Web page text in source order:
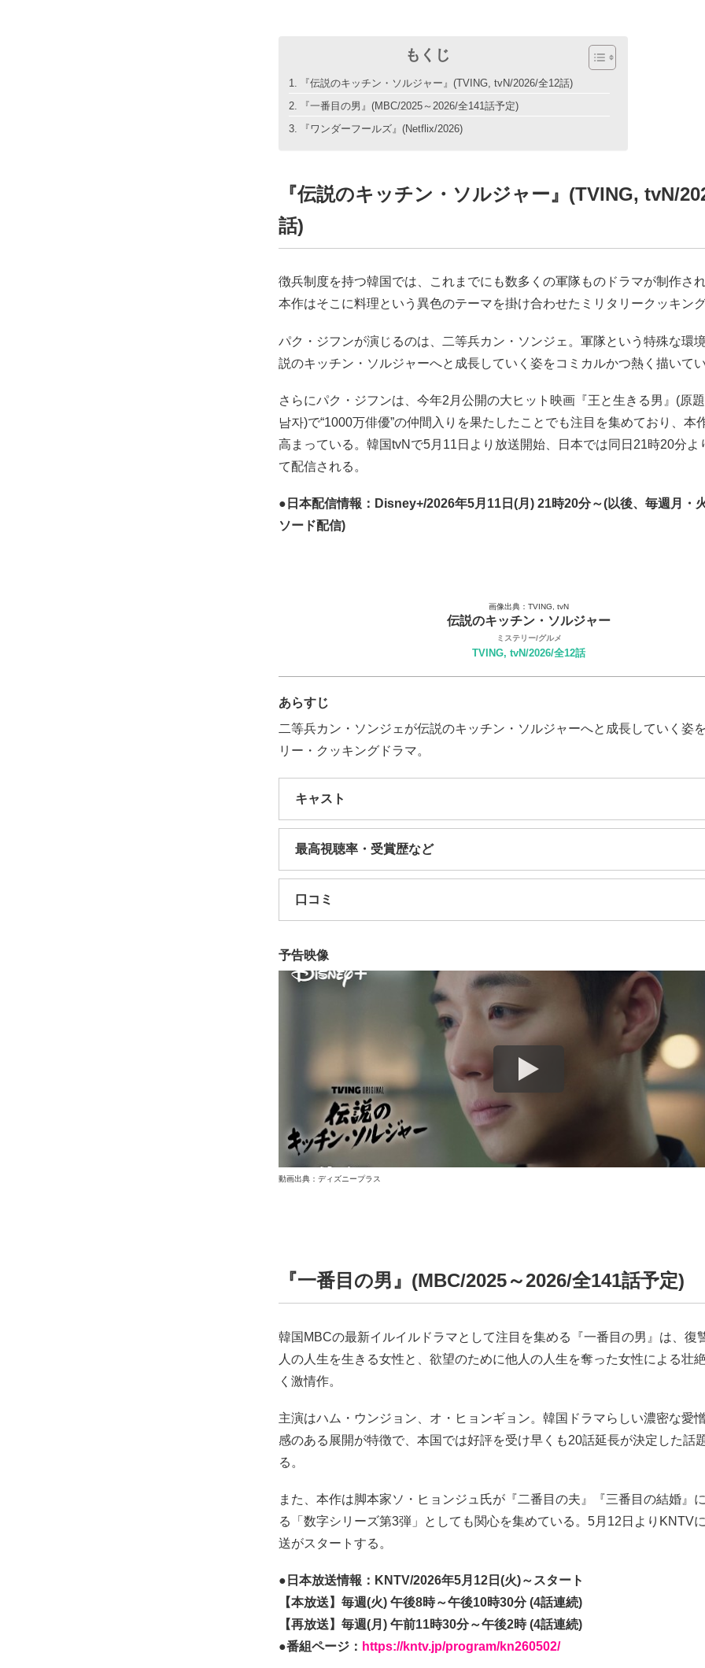
もくじ
『伝説のキッチン・ソルジャー』(TVING, tvN/2026/全12話)
『一番目の男』(MBC/2025～2026/全141話予定)
『ワンダーフールズ』(Netflix/2026)
『伝説のキッチン・ソルジャー』(TVING, tvN/
話)
徴兵制度を持つ韓国では、これまでにも数多くの軍隊ものドラマが制作され
本作はそこに料理という異色のテーマを掛け合わせたミリタリークッキング
パク・ジフンが演じるのは、二等兵カン・ソンジェ。軍隊という特殊な環
説のキッチン・ソルジャーへと成長していく姿をコミカルかつ熱く描いてい
さらにパク・ジフンは、今年2月公開の大ヒット映画『王と生きる男』(原
남자)で“1000万俳優”の仲間入りを果たしたことでも注目を集めており、本
高まっている。韓国tvNで5月11日より放送開始、日本では同日21時20分よ
て配信される。
●日本配信情報：Disney+/2026年5月11日(月) 21時20分～(以後、毎週月・
ソード配信)
画像出典：TVING, tvN
伝説のキッチン・ソルジャー
ミステリー/グルメ
TVING, tvN/2026/全12話
あらすじ
二等兵カン・ソンジェが伝説のキッチン・ソルジャーへと成長していく姿
リー・クッキングドラマ。
キャスト
最高視聴率・受賞歴など
口コミ
予告映像
動画出典：ディズニープラス
『一番目の男』(MBC/2025～2026/全141話予定)
韓国MBCの最新イルイルドラマとして注目を集める『一番目の男』は、復
人の人生を生きる女性と、欲望のために他人の人生を奪った女性による壮
く激情作。
主演はハム・ウンジョン、オ・ヒョンギョン。韓国ドラマらしい濃密な愛
感のある展開が特徴で、本国では好評を受け早くも20話延長が決定した話
る。
また、本作は脚本家ソ・ヒョンジュ氏が『二番目の夫』『三番目の結婚』
る「数字シリーズ第3弾」としても関心を集めている。5月12日よりKNTV
送がスタートする。
●日本放送情報：KNTV/2026年5月12日(火)～スタート
【本放送】毎週(火) 午後8時～午後10時30分 (4話連続)
【再放送】毎週(月) 午前11時30分～午後2時 (4話連続)
●番組ページ： https://kntv.jp/program/kn260502/